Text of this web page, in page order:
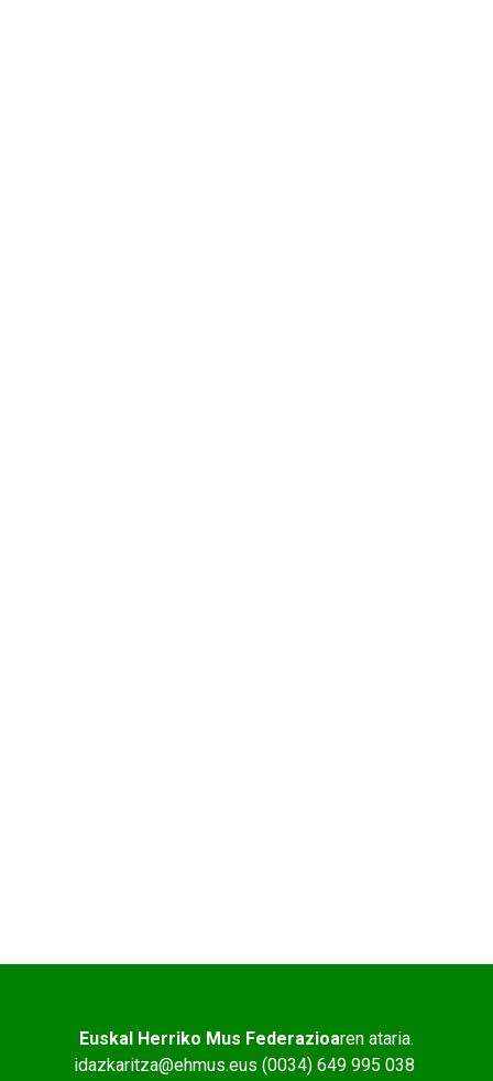
Euskal Herriko Mus Federazioaren ataria.
idazkaritza@ehmus.eus (0034) 649 995 038